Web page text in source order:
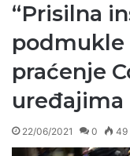
“Prisilna
podmukle
praćenje
uređajima
22/06/2021 0 49